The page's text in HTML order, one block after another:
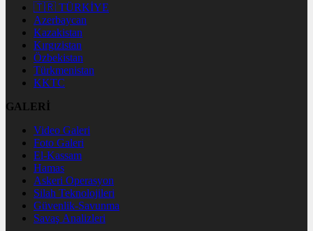
🇹🇷 TÜRKİYE
Azerbaycan
Kazakistan
Kırgızistan
Özbekistan
Türkmenistan
KKTC
GALERİ
Video Galeri
Foto Galeri
El-Kassam
Hamas
Askeri Operasyon
Silah Teknolojileri
Güvenlik-Savunma
Savaş Analizleri